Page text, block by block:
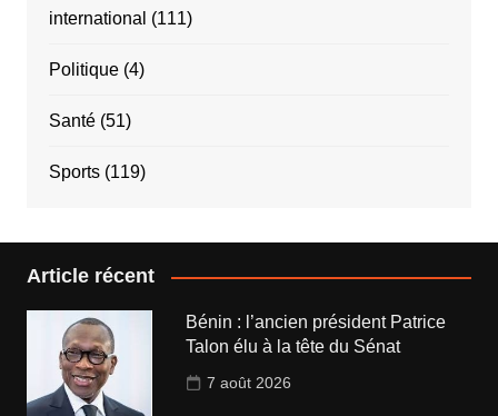
international (111)
Politique(4)
Santé(51)
Sports(119)
Article récent
Bénin : l’ancien président Patrice
Talon élu à la tête du Sénat
7 août 2026